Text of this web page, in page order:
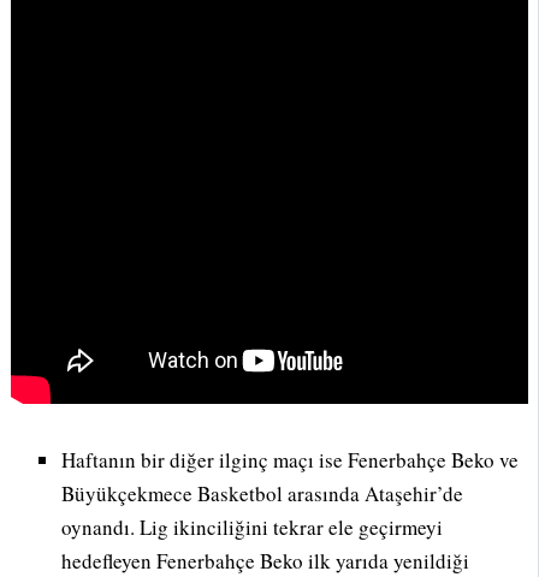
Haftanın bir diğer ilginç maçı ise Fenerbahçe Beko ve
Büyükçekmece Basketbol arasında Ataşehir’de
oynandı. Lig ikinciliğini tekrar ele geçirmeyi
hedefleyen Fenerbahçe Beko ilk yarıda yenildiği